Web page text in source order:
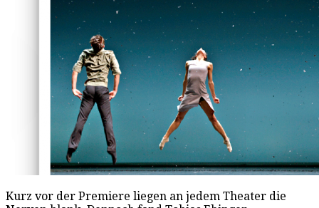
Kurz vor der Premiere liegen an jedem Theater die